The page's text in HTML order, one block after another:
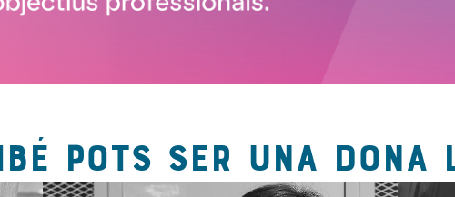
POTS SER UNA DONA